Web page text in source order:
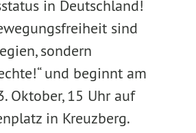
in Deutschland!
sind
sondern
und beginnt am
Oktober, 15 Uhr auf
in Kreuzberg.